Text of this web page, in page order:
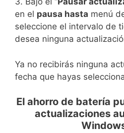
en el pausa hasta menú
seleccione el intervalo de
desea ninguna
Ya no recibirás ninguna
fecha que hayas
El ahorro de batería
actualizaciones